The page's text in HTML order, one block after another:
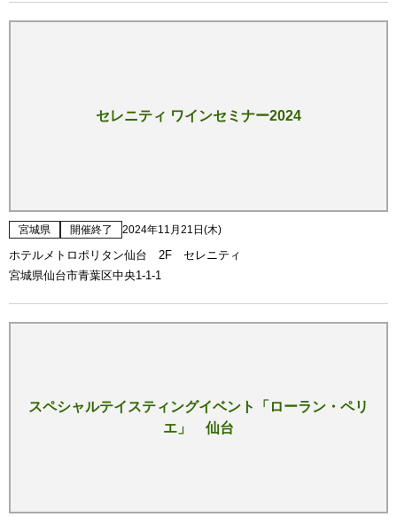
セレニティ ワインセミナー2024
宮城県 開催終了 2024年11月21日(木)
ホテルメトロポリタン仙台 2F セレニティ
宮城県仙台市青葉区中央1-1-1
スペシャルテイスティングイベント「ローラン・ペリ
エ」 仙台